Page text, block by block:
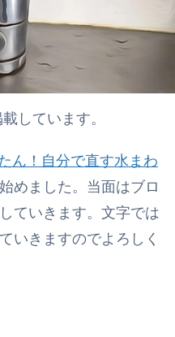
しています。
ん！自分で直す水まわ
めました。当面はブロ
ていきます。文字では
いきますのでよろしく